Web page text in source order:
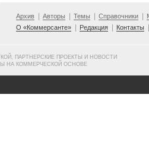
Архив Авторы Темы Справочники
О «Коммерсанте»
Редакция Контакты
ПАРТНЕРСКИЕ ПРОЕКТЫ И НОВОСТИ
НА КОММЕРЧЕСКОЙ ОСНОВЕ